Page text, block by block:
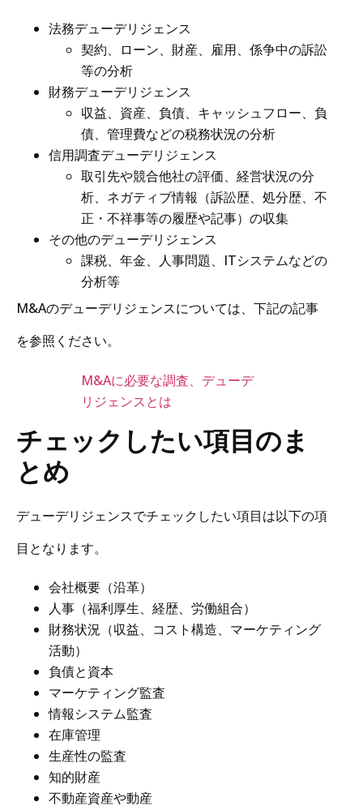
法務デューデリジェンス
契約、ローン、財産、雇用、係争中の訴訟
等の分析
財務デューデリジェンス
収益、資産、負債、キャッシュフロー、負
債、管理費などの税務状況の分析
信用調査デューデリジェンス
取引先や競合他社の評価、経営状況の分
析、ネガティブ情報（訴訟歴、処分歴、不
正・不祥事等の履歴や記事）の収集
その他のデューデリジェンス
課税、年金、人事問題、ITシステムなどの
分析等
M&Aのデューデリジェンスについては、下記の記事
を参照ください。
M&Aに必要な調査、デューデ
リジェンスとは
チェックしたい項目のま
とめ
デューデリジェンスでチェックしたい項目は以下の項
目となります。
会社概要（沿革）
人事（福利厚生、経歴、労働組合）
財務状況（収益、コスト構造、マーケティング
活動）
負債と資本
マーケティング監査
情報システム監査
在庫管理
生産性の監査
知的財産
不動産資産や動産